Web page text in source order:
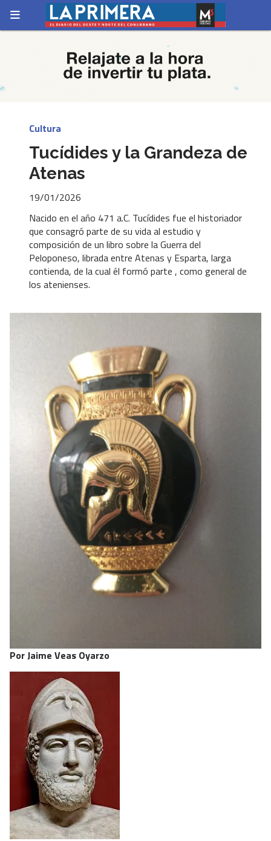
Tucídides y la Grandeza de
Atenas
Nacido en el año 471 a.C. Tucídides fue el historiador
que consagró parte de su vida al estudio y
composición de un libro sobre la Guerra del
Peloponeso, librada entre Atenas y Esparta, larga
contienda, de la cual él formó parte , como general de
los atenienses.
Cultura
19/01/2026
Por Jaime Veas Oyarzo